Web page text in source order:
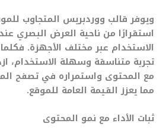
ويوفر قالب ووردبريس المتجاوب
استقرارًا من ناحية العرض البصري
الاستخدام عبر مختلف الأجهزة.
تجربة متناسقة وسهلة الاستخدام،
مع المحتوى واستمراره في تصفح
مما يعزز القيمة العامة للموقع.
ثبات الأداء مع نمو المحتوى